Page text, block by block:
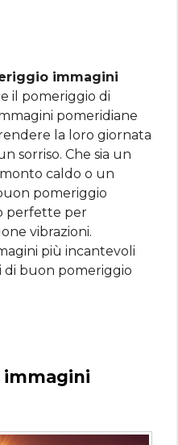
immagini
il pomeriggio di
pomeridiane
la loro giornata
sorriso. Che sia un
caldo o un
pomeriggio
perfette per
vibrazioni.
più incantevoli
buon pomeriggio
immagini